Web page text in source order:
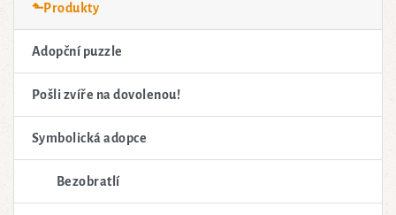
⬑Produkty
Adopční puzzle
Pošli zvíře na dovolenou!
Symbolická adopce
Bezobratlí